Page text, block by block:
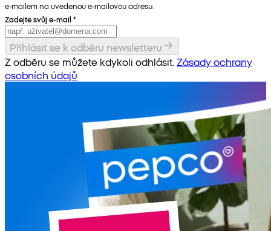
e-mailem na uvedenou e-mailovou adresu.
Zadejte svůj e-mail *
Přihlásit se k odběru newsletteru
Z odběru se můžete kdykoli odhlásit. Zásady ochrany
osobních údajů